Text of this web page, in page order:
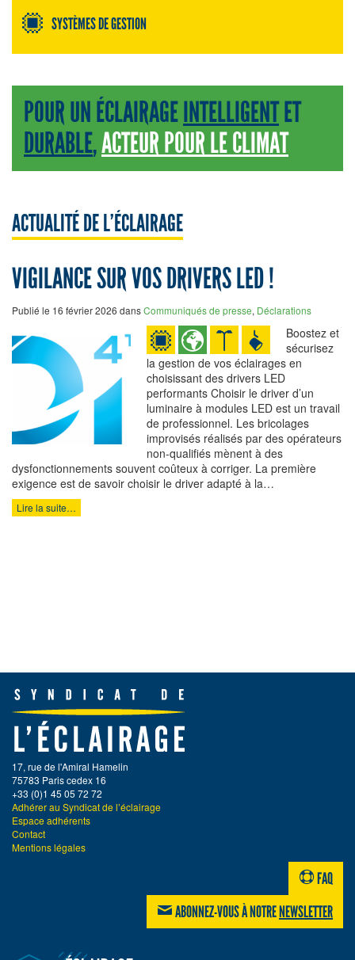
SYSTÈMES DE GESTION
POUR UN ÉCLAIRAGEINTELLIGENTET
DURABLE,ACTEUR POUR LE CLIMAT
ACTUALITÉ DE L’ÉCLAIRAGE
VIGILANCE SUR VOS DRIVERS LED !
Publié le 16 février 2026 dansCommuniqués de presse, Déclarations
Boostez et
sécurisez
la gestion de vos éclairages en
choisissant des drivers LED
performants Choisir le driver d’un
luminaire à modules LED est un travail
de professionnel. Les bricolages
improvisés réalisés par des opérateurs
non-qualifiés mènent à des
dysfonctionnements souvent coûteux à corriger. La première
exigence est de savoir choisir le driver adapté à la…
Lire la suite…
17, rue de l'Amiral Hamelin
75783 Paris cedex 16
+33 (0)1 45 05 72 72
Adhérer au Syndicat de l’éclairage
Espace adhérents
Contact
Mentions légales
FAQ
ABONNEZ-VOUS À NOTRENEWSLETTER